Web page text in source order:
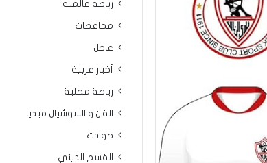
رياضة عالمية
محافظات
عاجل
أخبار عربية
رياضة محلية
الفن و السوشيال ميديا
حوادث
القسم الديني